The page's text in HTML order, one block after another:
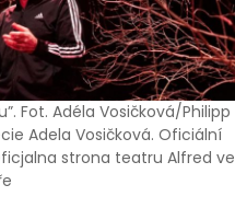
Fot. Adéla Vosičková/Philipp
Adela Vosičková. Oficiální
strona teatru Alfred ve